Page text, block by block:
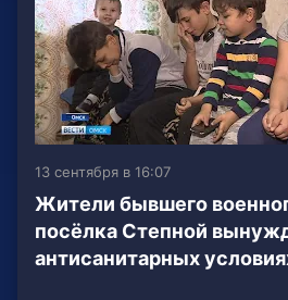
13 сентября в 16:07
Жители бывшего
посёлка Степной
антисанитарных